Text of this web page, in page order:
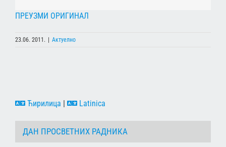
ПРЕУЗМИ ОРИГИНАЛ
23.06. 2011. | Актуелно
Ћирилица | Latinica
ДАН ПРОСВЕТНИХ РАДНИКА